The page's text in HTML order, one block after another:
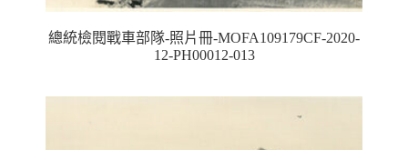
總統檢閱戰車部隊-照片冊-MOFA109179CF-2020-
12-PH00012-013